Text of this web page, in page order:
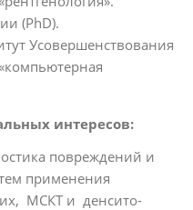
(PhD).
Усовершенствования
интересов:
повреждений и
применения
МСКТ и денсито­